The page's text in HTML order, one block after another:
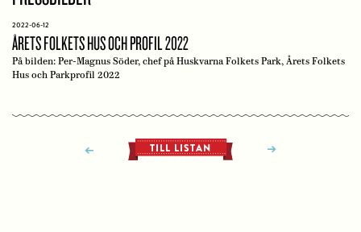
2022-06-12
ÅRETS FOLKETS HUS OCH PROFIL 2022
På bilden: Per-Magnus Söder, chef på Huskvarna Folkets Park, Årets Folkets
Hus och Parkprofil 2022
TILL LISTAN